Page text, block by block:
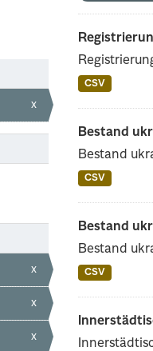
x
x
x
x
CSV
Bestand
Bestand
CSV
Bestand
Bestand
CSV